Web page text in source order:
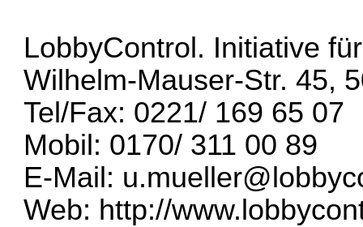
LobbyControl. Initiative
Wilhelm-Mauser-Str. 45,
Tel/Fax: 0221/ 169 65 07
Mobil: 0170/ 311 00 89
E-Mail:
Web: http://